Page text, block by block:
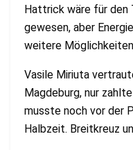
Hattrick wäre für den
gewesen, aber
weitere
Vasile Miriuta
Magdeburg, nur
musste noch vor der
Halbzeit. Breitkreuz